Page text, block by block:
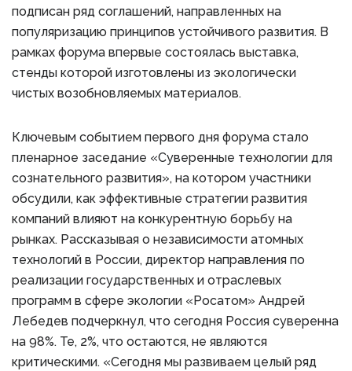
подписан ряд соглашений, направленных на
популяризацию принципов устойчивого развития. В
рамках форума впервые состоялась выставка,
стенды которой изготовлены из экологически
чистых возобновляемых материалов.
Ключевым событием первого дня форума стало
пленарное заседание «Суверенные технологии для
сознательного развития», на котором участники
обсудили, как эффективные стратегии развития
компаний влияют на конкурентную борьбу на
рынках. Рассказывая о независимости атомных
технологий в России, директор направления по
реализации государственных и отраслевых
программ в сфере экологии «Росатом» Андрей
Лебедев подчеркнул, что сегодня Россия суверенна
на 98%. Те, 2%, что остаются, не являются
критическими. «Сегодня мы развиваем целый ряд